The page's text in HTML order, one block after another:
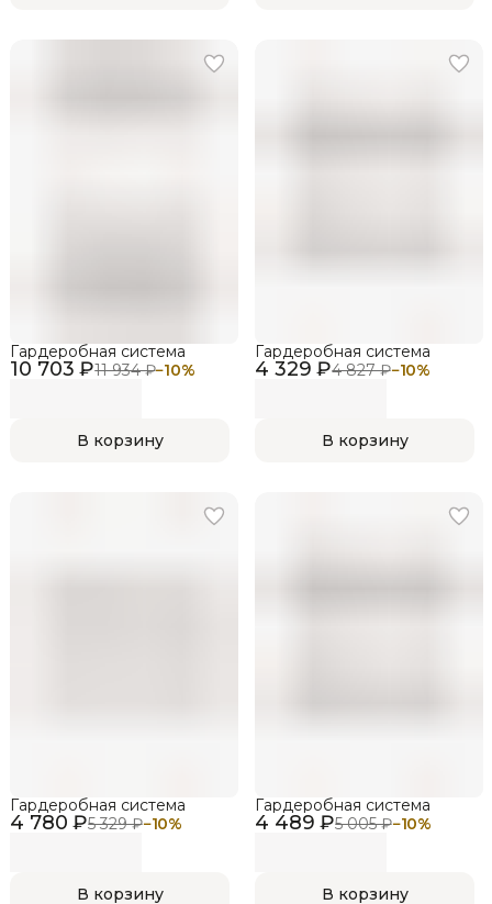
10 703 ₽11 934 ₽−10%
Гардеробная система
В корзину
4 329 ₽4 827 ₽−10%
Гардеробная система
В корзину
4 780 ₽5 329 ₽−10%
Гардеробная система
В корзину
4 489 ₽5 005 ₽−10%
Гардеробная система
В корзину